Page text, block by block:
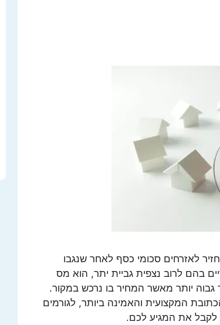
לאזרחים סכומי כסף לאחר שנגבו
בהם לרוב נצפית גביית יתר, הוא מס
יותר מאשר המחיר בו נרכש במקור.
המקצועית והאמינה ביותר, לגורמים
לקבל את המגיע לכם.